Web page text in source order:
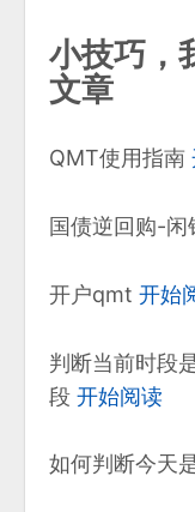
小技巧，
文章
QMT使用指南
国债逆回购-闲
开户qmt 开始
判断当前时段
段 开始阅读
如何判断今天